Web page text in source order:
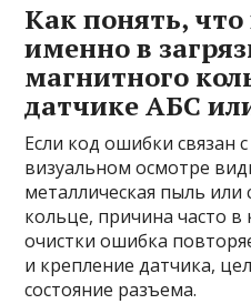
Как понять,
именно в
магнитного
датчике АБС
Если код ошибки связан
визуальном осмотре
металлическая пыль или
кольце, причина часто в
очистки ошибка
и крепление датчика,
состояние разъема.